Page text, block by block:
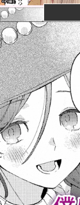
【画像】井口
くらい...
【衝撃】きゃ
【画像】山ガ
さんに怒られ...
みいちゃん、